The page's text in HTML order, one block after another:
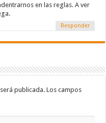
en las reglas. A ver
Responder
publicada. Los campos